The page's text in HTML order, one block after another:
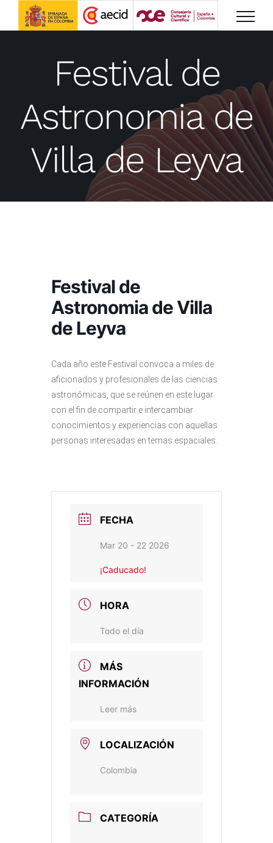
Saltar
Festival de
Astronomia de
Villa de Leyva
Festival de
Astronomia de Villa
de Leyva
Cada año este Festival convoca a miles de
aficionados y profesionales de las ciencias
astronómicas, que se reúnen en este lugar
con el fin de compartir e intercambiar
conocimientos y experiencias con aquellas
personas interesadas en temas espaciales.
FECHA
Mar 20 - 22 2026
¡Caducado!
HORA
Todo el día
MÁS
INFORMACIÓN
Leer más
LOCALIZACIÓN
Colombia
CATEGORÍA